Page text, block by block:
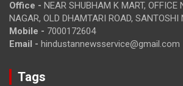
Office - NEAR SHUBHAM K MART, OFFICE
NAGAR, OLD DHAMTARI ROAD, SANTOSHI
Mobile - 7000172604
Email - hindustannewsservice@gmail.com
Tags